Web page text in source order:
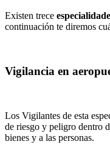
Existen trece
continuación te diremos
Vigilancia en
Los Vigilantes de esta
de riesgo y peligro dentro
bienes y a las personas.